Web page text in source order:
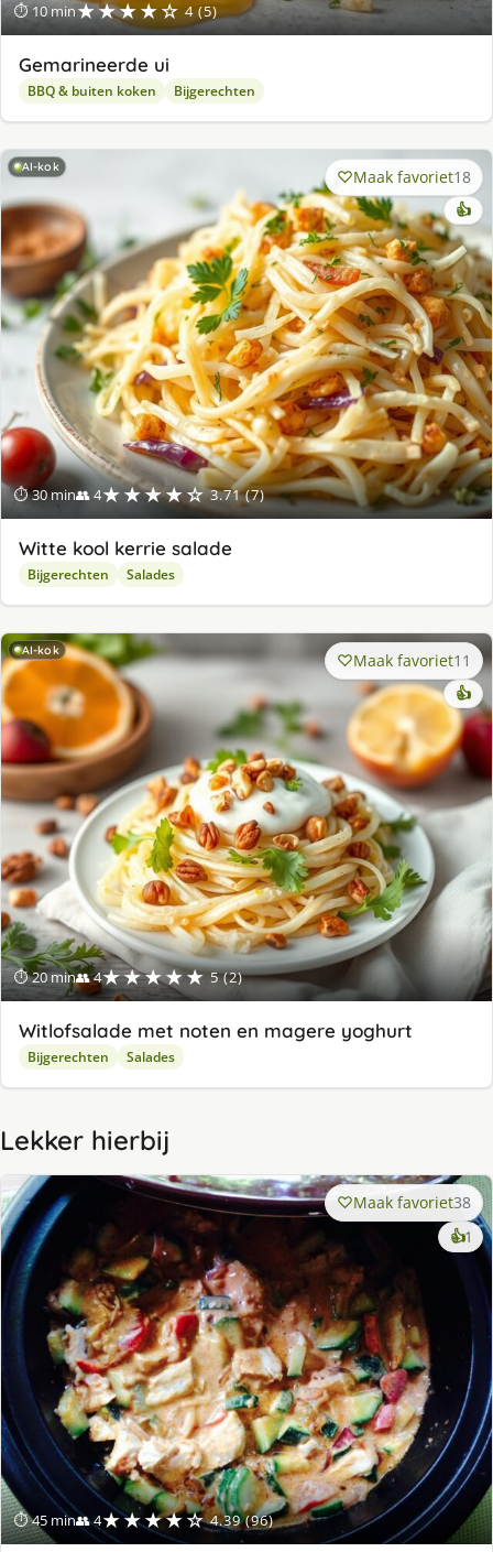
⏱ 10 min★★★★☆ 4 (5)
Gemarineerde ui
BBQ & buiten koken Bijgerechten
AI-kok
⏱ 30 min👥 4★★★★☆ 3.71 (7)
Maak favoriet18
👍
Witte kool kerrie salade
Bijgerechten Salades
AI-kok
⏱ 20 min👥 4★★★★★ 5 (2)
Maak favoriet11
👍
Witlofsalade met noten en magere yoghurt
Bijgerechten Salades
Lekker hierbij
⏱ 45 min👥 4★★★★☆ 4.39 (96)
Maak favoriet38
👍1